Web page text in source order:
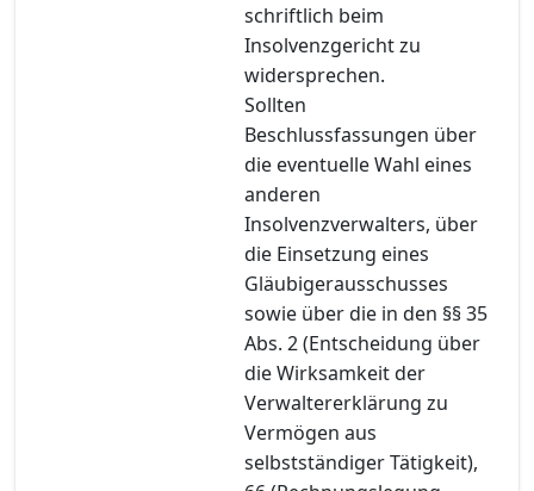
schriftlich beim
Insolvenzgericht zu
widersprechen.
Sollten
Beschlussfassungen über
die eventuelle Wahl eines
anderen
Insolvenzverwalters, über
die Einsetzung eines
Gläubigerausschusses
sowie über die in den §§ 35
Abs. 2 (Entscheidung über
die Wirksamkeit der
Verwaltererklärung zu
Vermögen aus
selbstständiger Tätigkeit),